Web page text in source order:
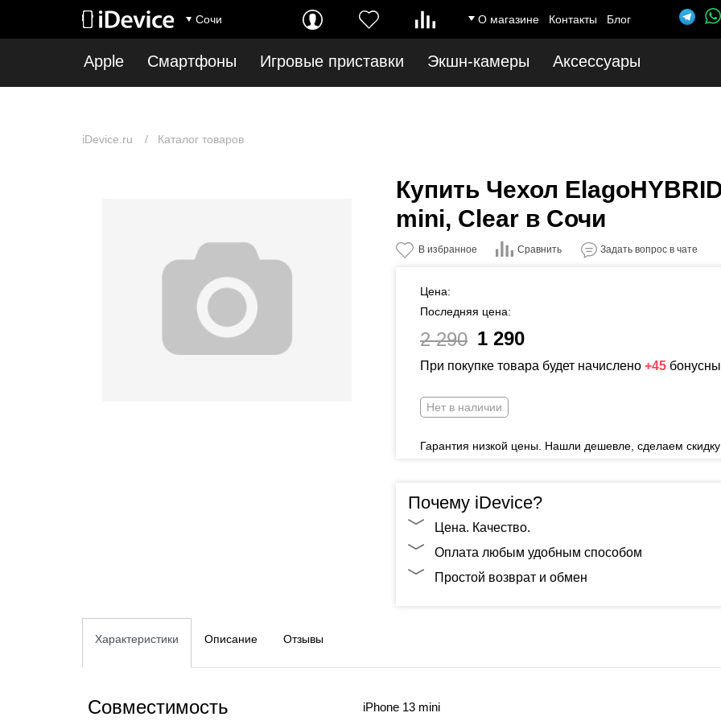
: Undefined index: first_show_in_stock in /var/www/www-root/data/www/idevice.ru/catalog/model/catalog/category.php : Undefined index:
root/data/www/idevice.ru/catalog/model/catalog/category.php
on line 12
Сочи О магазине Контакты Блог
Apple Смартфоны Игровые приставки Экшн-камеры Аксессуары
iDevice.ru Каталог товаров
Купить Чехол
mini, Clear в Сочи
В избранное Сравнить Задать вопрос в чате
Цена:
Последняя цена:
2 290 1 290
При покупке товара будет начислено +45
Нет в наличии
Гарантия низкой цены. Нашли дешевле, сделаем
Почему iDevice?
Цена. Качество.
Оплата любым удобным способом
Простой возврат и обмен
Описание
Характеристики Отзывы
Совместимость iPhone 13 mini